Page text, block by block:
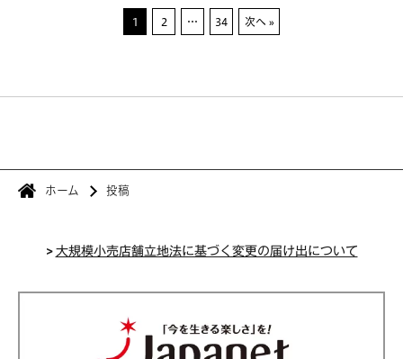
1 2 … 34 次へ »
ホーム 投稿
>大規模小売店舗立地法に基づく変更の届け出について